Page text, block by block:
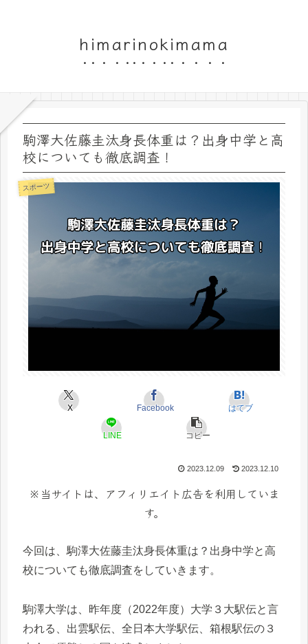
himarinokimama
駒澤大佐藤圭汰身長体重は？出身中学と高
校についても徹底調査！
スポーツ
X Facebook はてブ
LINE コピー
2023.12.09 2023.12.10
※当サイトは、アフィリエイト広告を利用していま
す。
今回は、駒澤大佐藤圭汰身長体重は？出身中学と高
校についても徹底調査をしていきます。
駒澤大学は、昨年度（2022年度）大学３大駅伝と言
われる、出雲駅伝、全日本大学駅伝、箱根駅伝の３